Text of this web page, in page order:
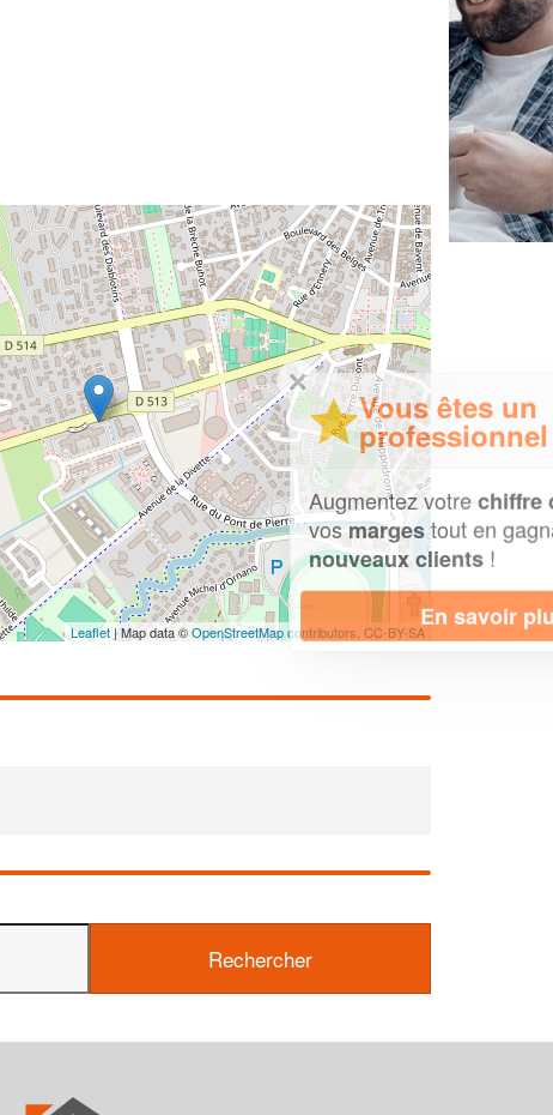
Leaflet | Map data ©OpenStreetMap contributors, CC-BY-SA
✕
Vous êtes un
professionnel ?
Augmentez votrechiffre d'affaireset
vosmargestout en gagnant de
nouveaux clients!
En savoir plus